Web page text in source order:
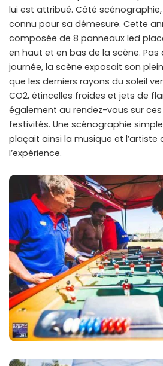
lui est attribué. Côté
connu pour sa démesure. Cette
composée de 8 panneaux led
en haut et en bas de la scène.
journée, la scène exposait son
que les derniers rayons du soleil
CO2, étincelles froides et jets de
également au rendez-vous sur
festivités. Une scénographie
plaçait ainsi la musique et
l’expérience.